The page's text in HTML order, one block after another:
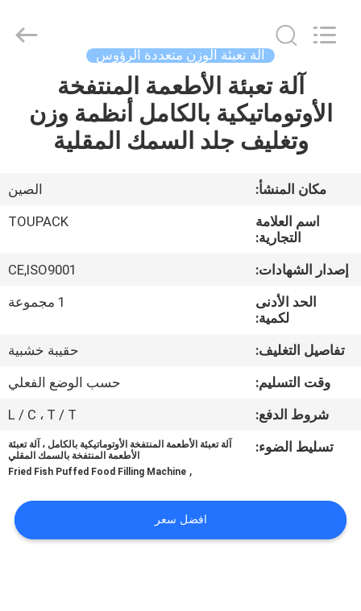
المنتجات
معلومات
جولة
ضبط
اتصل
أخبار
EQUIPMENT
آلة تعبئة الوزن متعددة الرؤوس
آلة تعبئة الأطعمة المنتفخة
الأوتوماتيكية بالكامل أنظمة وزن
وتغليف جلد السمك المقلية
مكان المنشأ:
الصين
اسم العلامة
التجارية:
TOUPACK
إصدار الشهادات:
CE,ISO9001
الحد الأدنى
لكمية:
1 مجموعة
تفاصيل التغليف:
حقيبة خشبية
وقت التسليم:
حسب الوضع الفعلي
شروط الدفع:
L / C ، T / T
تسليط الضوء:
آلة تعبئة الأطعمة المنتفخة الأوتوماتيكية بالكامل ، آلة تعبئة
الأطعمة المنتفخة بالسمك المقلي
,
Fried Fish Puffed Food Filling Machine
افضل سعر